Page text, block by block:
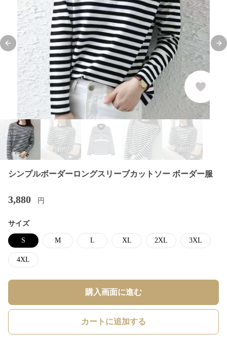
Previous slide
シンプルボーダーロングスリーブカットソー ボーダー服
3,880 円
サイズ
S M L XL 2XL 3XL
4XL
購入画面に進む
カートに追加する